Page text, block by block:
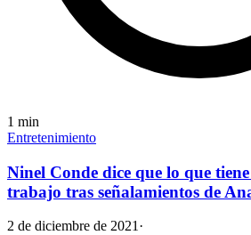
1 min
Entretenimiento
Ninel Conde dice que lo que
trabajo tras señalamientos de
2 de diciembre de 2021 ·